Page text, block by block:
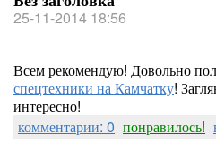
25-11-2014 18:56
Всем рекомендую! Довольно
спецтехники на Камчатку!
интересно!
комментарии: 0 понравилось!